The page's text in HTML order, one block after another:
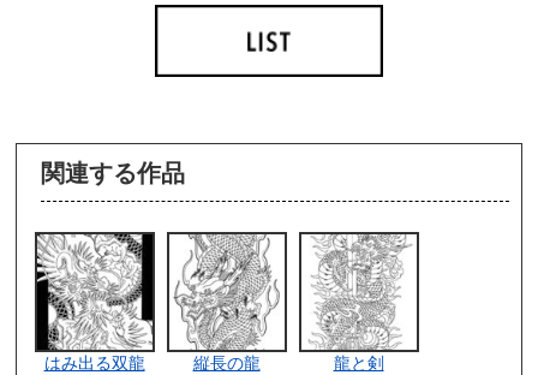
関連する作品
はみ出る双龍 縦長の龍 龍と剣